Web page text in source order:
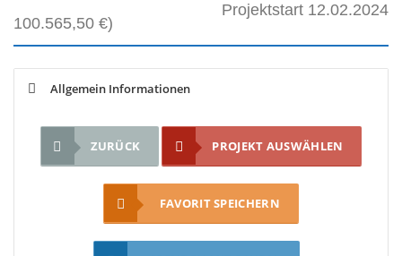
100.565,50 €)
Projektstart 12.02.2024
Allgemein Informationen
ZURÜCK PROJEKT AUSWÄHLEN
FAVORIT SPEICHERN